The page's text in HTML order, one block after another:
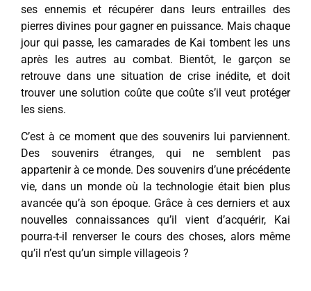
ses ennemis et récupérer dans leurs entrailles des
pierres divines pour gagner en puissance. Mais chaque
jour qui passe, les camarades de Kai tombent les uns
après les autres au combat. Bientôt, le garçon se
retrouve dans une situation de crise inédite, et doit
trouver une solution coûte que coûte s’il veut protéger
les siens.
C’est à ce moment que des souvenirs lui parviennent.
Des souvenirs étranges, qui ne semblent pas
appartenir à ce monde. Des souvenirs d’une précédente
vie, dans un monde où la technologie était bien plus
avancée qu’à son époque. Grâce à ces derniers et aux
nouvelles connaissances qu’il vient d’acquérir, Kai
pourra-t-il renverser le cours des choses, alors même
qu’il n’est qu’un simple villageois ?